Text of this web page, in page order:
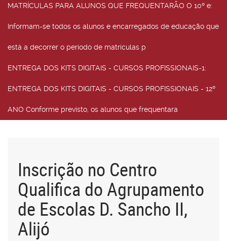
MATRÍCULAS PARA ALUNOS QUE FREQUENTARÃO O 10º e:
Informam-se todos os alunos e encarregados de educação que
está a decorrer o período de matrículas p
ENTREGA DOS KITS DIGITAIS - CURSOS PROFISSIONAIS-1:
ENTREGA DOS KITS DIGITAIS - CURSOS PROFISSIONAIS - 12º
ANO Conforme previsto, os alunos que frequentara
Inscrição no Centro
Qualifica do Agrupamento
de Escolas D. Sancho II,
Alijó